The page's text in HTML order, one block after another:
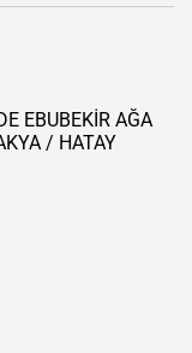
EBUBEKİR AĞA
/ HATAY